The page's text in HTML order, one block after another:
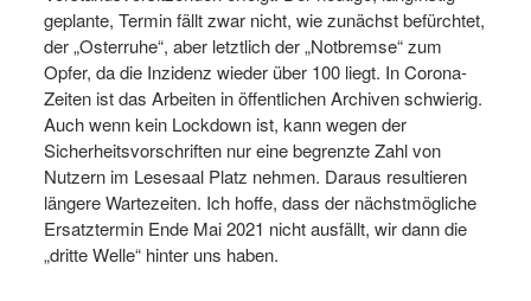
geplante, Termin fällt zwar nicht, wie zunächst befürchtet,
der „Osterruhe“, aber letztlich der „Notbremse“ zum
Opfer, da die Inzidenz wieder über 100 liegt. In Corona-
Zeiten ist das Arbeiten in öffentlichen Archiven schwierig.
Auch wenn kein Lockdown ist, kann wegen der
Sicherheitsvorschriften nur eine begrenzte Zahl von
Nutzern im Lesesaal Platz nehmen. Daraus resultieren
längere Wartezeiten. Ich hoffe, dass der nächstmögliche
Ersatztermin Ende Mai 2021 nicht ausfällt, wir dann die
„dritte Welle“ hinter uns haben.